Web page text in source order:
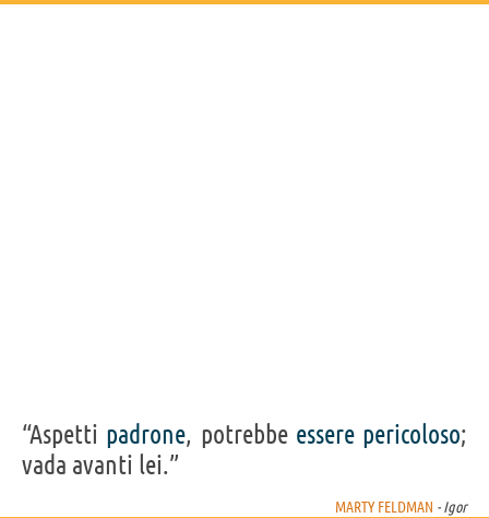
“Aspetti padrone, potrebbe essere pericoloso;
vada avanti lei.”
MARTY FELDMAN - Igor